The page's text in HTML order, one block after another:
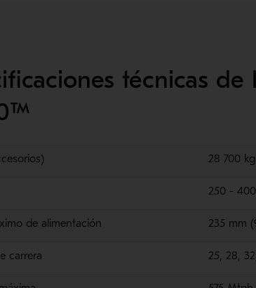
técnicas
28 700
250 -
de alimentación 235 mm
carrera 25, 28,